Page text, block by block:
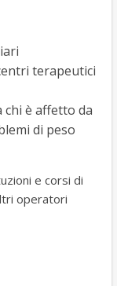
terapeutici
è affetto da
di peso
e corsi di
operatori